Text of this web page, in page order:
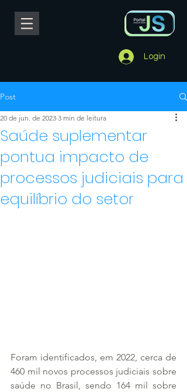
Login
Post
Saúde suplementar
pontua impacto de
processos judiciais para
equilíbrio do setor
20 de jun. de 2023 3 min de leitura
Foram identificados, em 2022, cerca de
460 mil novos processos judiciais sobre
saúde no Brasil, sendo 164 mil sobre